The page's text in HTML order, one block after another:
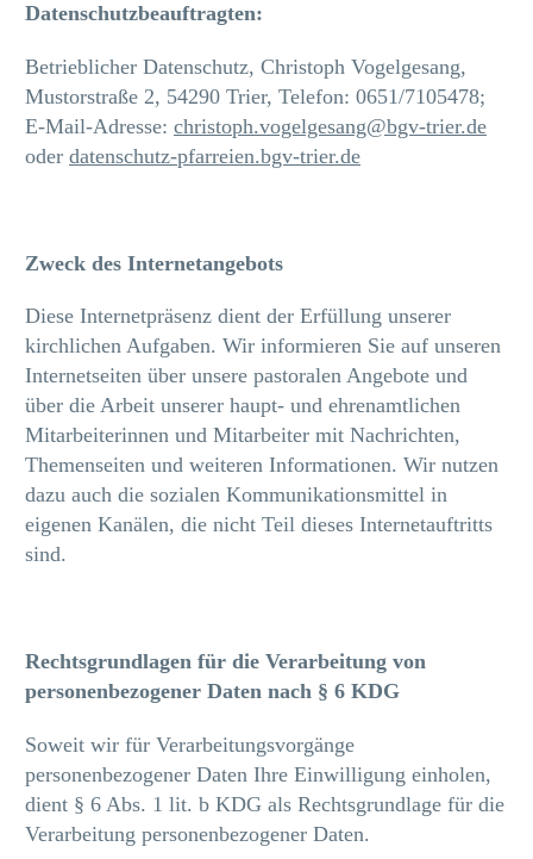
Datenschutzbeauftragten:
Betrieblicher Datenschutz, Christoph Vogelgesang,
Mustorstraße 2, 54290 Trier, Telefon: 0651/7105478;
E-Mail-Adresse: christoph.vogelgesang@bgv-trier.de
oder datenschutz-pfarreien.bgv-trier.de
Zweck des Internetangebots
Diese Internetpräsenz dient der Erfüllung unserer
kirchlichen Aufgaben. Wir informieren Sie auf unseren
Internetseiten über unsere pastoralen Angebote und
über die Arbeit unserer haupt- und ehrenamtlichen
Mitarbeiterinnen und Mitarbeiter mit Nachrichten,
Themenseiten und weiteren Informationen. Wir nutzen
dazu auch die sozialen Kommunikationsmittel in
eigenen Kanälen, die nicht Teil dieses Internetauftritts
sind.
Rechtsgrundlagen für die Verarbeitung von
personenbezogener Daten nach § 6 KDG
Soweit wir für Verarbeitungsvorgänge
personenbezogener Daten Ihre Einwilligung einholen,
dient § 6 Abs. 1 lit. b KDG als Rechtsgrundlage für die
Verarbeitung personenbezogener Daten.